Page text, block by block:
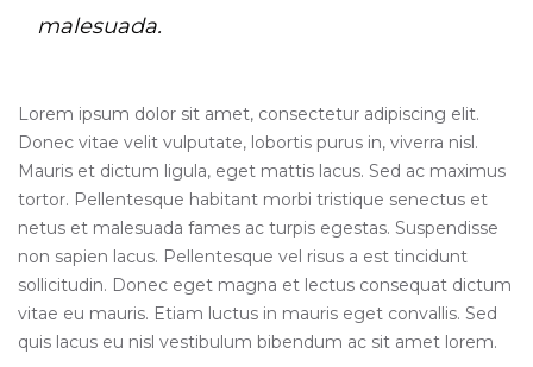
malesuada.
Lorem ipsum dolor sit amet, consectetur adipiscing elit.
Donec vitae velit vulputate, lobortis purus in, viverra nisl.
Mauris et dictum ligula, eget mattis lacus. Sed ac maximus
tortor. Pellentesque habitant morbi tristique senectus et
netus et malesuada fames ac turpis egestas. Suspendisse
non sapien lacus. Pellentesque vel risus a est tincidunt
sollicitudin. Donec eget magna et lectus consequat dictum
vitae eu mauris. Etiam luctus in mauris eget convallis. Sed
quis lacus eu nisl vestibulum bibendum ac sit amet lorem.